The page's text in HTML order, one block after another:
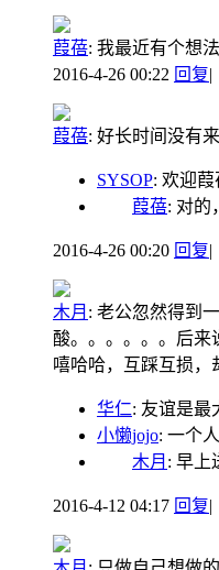
葭蓓: 我最近有个想
2016-4-26 00:22 回复|
葭蓓: 好长时间没有
SYSOP: 欢迎
葭蓓: 对的
2016-4-26 00:20 回复|
木月 : 老公忽然得到
酸。。。。。。后来
嘻哈哈，互踩互损，
华仁: 友谊是最
小懒jojo: 一个
木月 : 早上
2016-4-12 04:17 回复|